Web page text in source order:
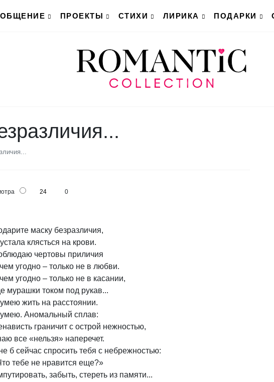
ОБЩЕНИЕ
ПРОЕКТЫ СТИХИ ЛИРИКА ПОДАРКИ
24 0
маску безразличия,
клясться на крови.
чертовы приличия
угодно – только не в любви.
угодно – только не в касании,
мурашки током под рукав...
жить на расстоянии.
Аномальный сплав:
граничит с острой нежностью,
все «нельзя» наперечет.
б сейчас спросить тебя с небрежностью:
тебе не нравится еще?»
забыть, стереть из памяти...